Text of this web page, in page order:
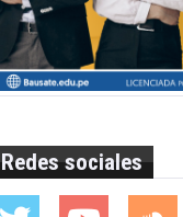
Redes sociales